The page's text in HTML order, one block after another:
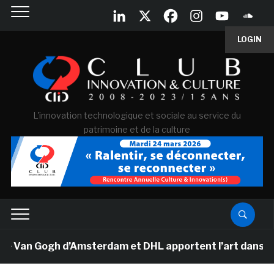
LOGIN
L'innovation technologique et sociale au service du
patrimoine et de la culture
Van Gogh d’Amsterdam et DHL apportent l’art dans